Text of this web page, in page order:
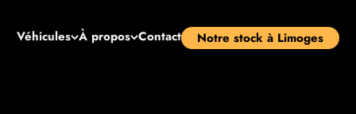
Véhicules À propos Contact Notre stock à Limoges